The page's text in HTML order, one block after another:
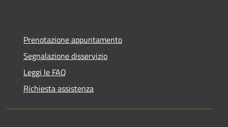
Prenotazione appuntamento
Segnalazione disservizio
Leggi le FAQ
Richiesta assistenza